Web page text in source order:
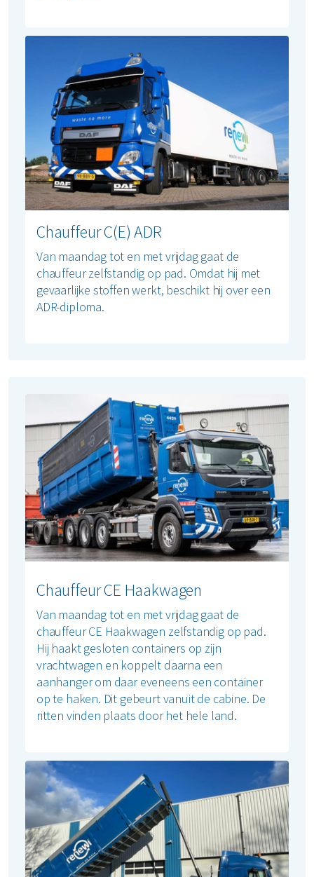
Chauffeur C(E) ADR
Van maandag tot en met vrijdag gaat de
chauffeur zelfstandig op pad. Omdat hij met
gevaarlijke stoffen werkt, beschikt hij over een
ADR-diploma.
Chauffeur CE Haakwagen
Van maandag tot en met vrijdag gaat de
chauffeur CE Haakwagen zelfstandig op pad.
Hij haakt gesloten containers op zijn
vrachtwagen en koppelt daarna een
aanhanger om daar eveneens een container
op te haken. Dit gebeurt vanuit de cabine. De
ritten vinden plaats door het hele land.